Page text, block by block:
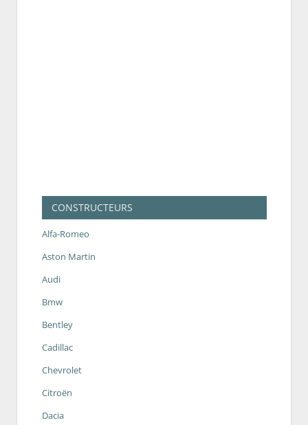
CONSTRUCTEURS
Alfa-Romeo
Aston Martin
Audi
Bmw
Bentley
Cadillac
Chevrolet
Citroën
Dacia